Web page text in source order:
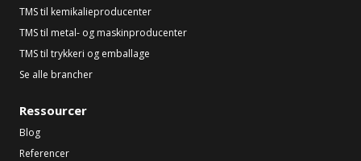
TMS til kemikalieproducenter
TMS til metal- og maskinproducenter
TMS til trykkeri og emballage
Se alle brancher
Ressourcer
Blog
Referencer